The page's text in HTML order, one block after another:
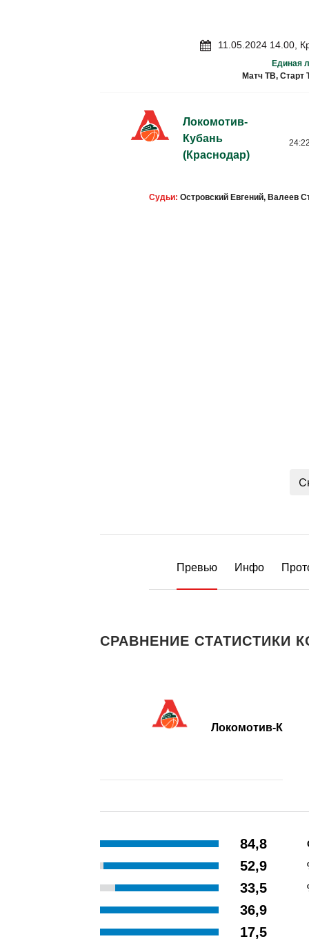
11.05.2024 14.00,
Единая
Матч ТВ, Старт
Локомотив-
Кубань
(Краснодар)
Судьи: Островский Евгений, Валеев
Превью Инфо
СРАВНЕНИЕ СТАТИСТИКИ
Локомотив-К
84,8
52,9
33,5
36,9
17,5